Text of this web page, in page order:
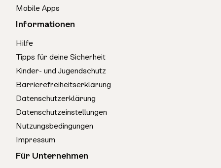
Mobile Apps
Informationen
Hilfe
Tipps für deine Sicherheit
Kinder- und Jugendschutz
Barrierefreiheitserklärung
Datenschutzerklärung
Datenschutzeinstellungen
Nutzungsbedingungen
Impressum
Für Unternehmen